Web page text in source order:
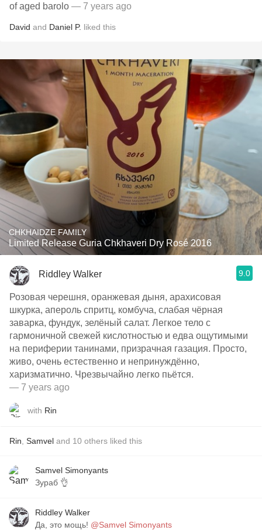
of aged barolo — 7 years ago
David and Daniel P. liked this
CHKHAIDZE FAMILY
Limited Release Guria Chkhaveri Dry Rosé 2016
Riddley Walker 9.0
Розовая черешня, оранжевая дыня, арахисовая
шкурка, апероль спритц, комбуча, слабая чёрная
заварка, фундук, зелёный салат. Легкое тело с
гармоничной свежей кислотностью и едва ощутимыми
на периферии танинами, призрачная газация. Просто,
живо, очень естественно и непринуждённо,
харизматично. Чрезвычайно легко пьётся.
— 7 years ago
with Rin
Rin Samvel and 10 others liked this
Samvel Simonyants
Зураб 👌
Riddley Walker
Да, это мощь! @Samvel Simonyants